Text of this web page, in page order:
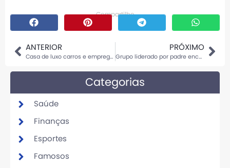
Compartilhe
ANTERIOR
Casa de luxo carros e empregados pensão paga por Neymar para Bruna Biancardi é revelada
PRÓXIMO
Grupo liderado por padre encontra fóssil com 270 milhões de anos no Brasil
Categorias
Saúde
Finanças
Esportes
Famosos